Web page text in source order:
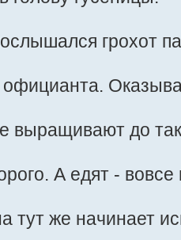
грохот
выращивают до
А едят -
тут же начинает